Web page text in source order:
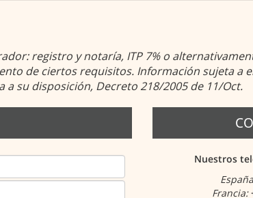
registro y notaría, ITP 7% o
de ciertos requisitos. Información sujeta a
su disposición, Decreto 218/2005 de 11/Oct.
Nuestros
Francia: